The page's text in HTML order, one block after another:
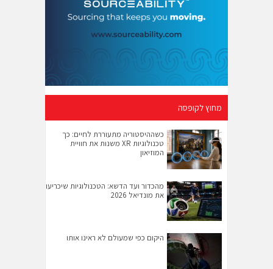
מחוץ לקופסה
כשההיסטוריה מתעוררת לחיים: כך
טכנולוגיות XR משנות את חוויית
המוזיאון
מהכדור ועד הדשא: הטכנולוגיות שיכריעו
את מונדיאל 2026
היקום כפי שמעולם לא ראינו אותו